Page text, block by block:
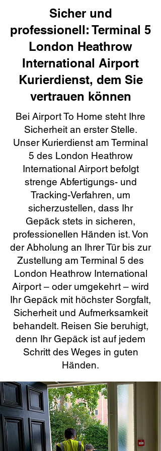
Sicher und
professionell: Terminal 5
London Heathrow
International Airport
Kurierdienst, dem Sie
vertrauen können
Bei Airport To Home steht Ihre
Sicherheit an erster Stelle.
Unser Kurierdienst am Terminal
5 des London Heathrow
International Airport befolgt
strenge Abfertigungs- und
Tracking-Verfahren, um
sicherzustellen, dass Ihr
Gepäck stets in sicheren,
professionellen Händen ist. Von
der Abholung an Ihrer Tür bis zur
Zustellung am Terminal 5 des
London Heathrow International
Airport – oder umgekehrt – wird
Ihr Gepäck mit höchster Sorgfalt,
Sicherheit und Aufmerksamkeit
behandelt. Reisen Sie beruhigt,
denn Ihr Gepäck ist auf jedem
Schritt des Weges in guten
Händen.